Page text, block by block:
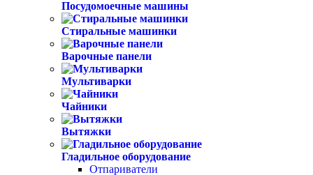
Посудомоечные машины
Стиральные машинки
Варочные панели
Мультиварки
Чайники
Вытяжки
Гладильное оборудование
Отпариватели